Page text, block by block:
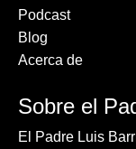
Podcast
Blog
Acerca de
Sobre el
El Padre Luis